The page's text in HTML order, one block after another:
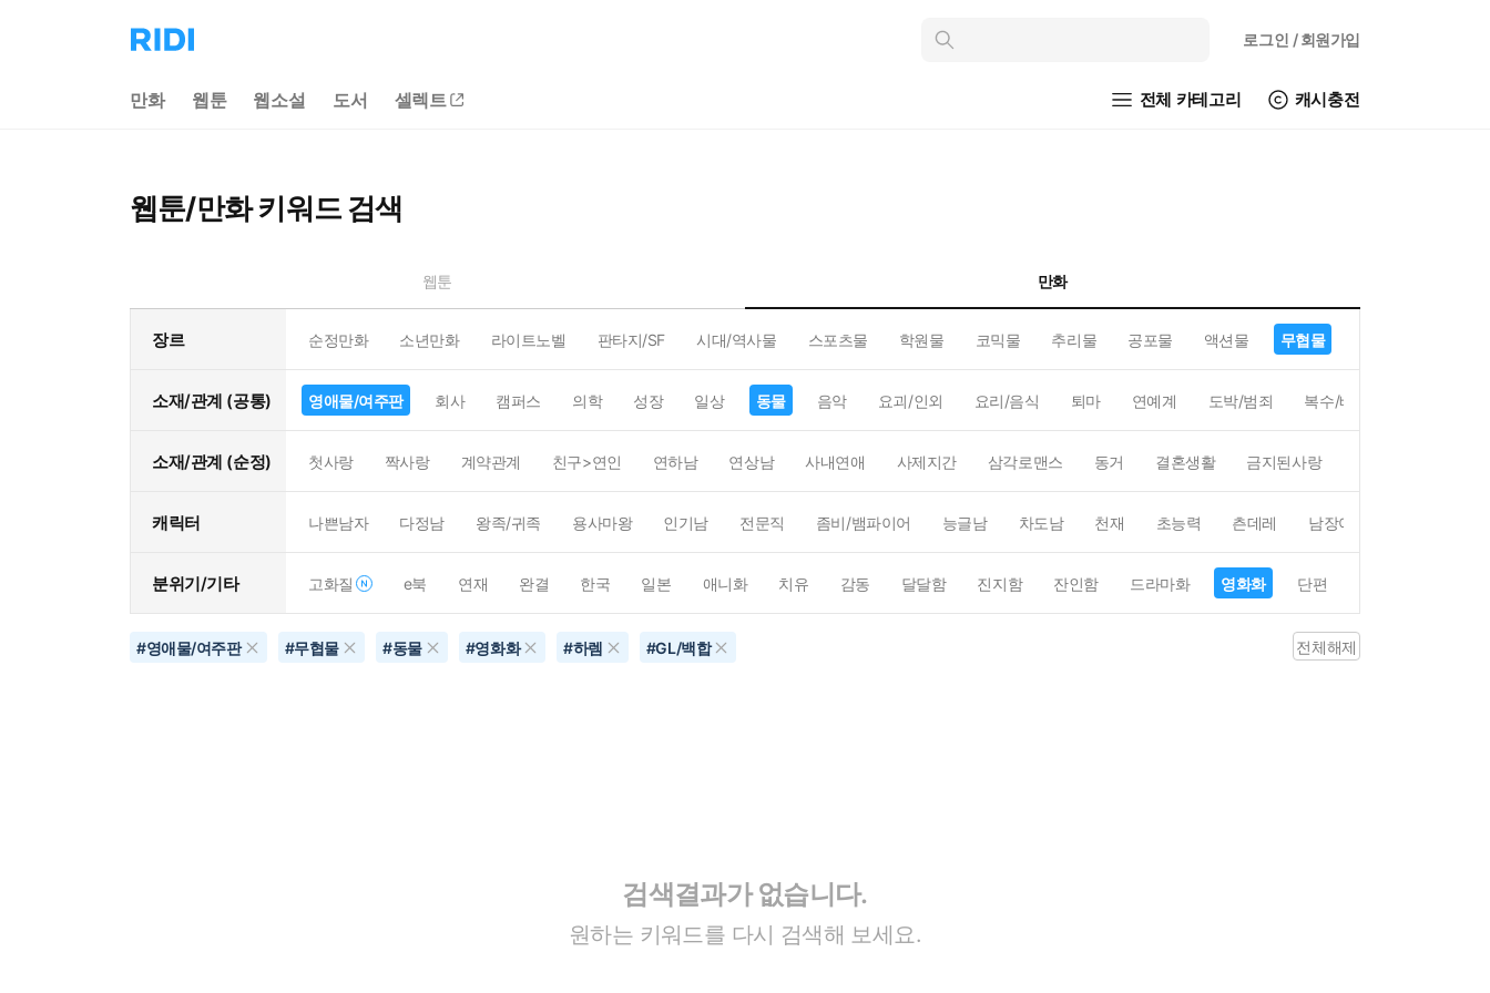
리
디
으
인
로그인 / 회원가입
만화 웹툰 웹소설 도서 셀렉트 전체 카테고리 캐시충전
웹툰/만화 키워드 검색
웹툰 만화
장르 순정만화 소년만화 라이트노벨 판타지/SF 시대/역사물 스포츠물 학원물 코믹물 추리물 공포물 액션물 무협물
소재/관계 (공통) 영애물/여주판 회사 캠퍼스 의학 성장 일상 동물 음악 요괴/인외 요리/음식 퇴마 연예계 도박/범죄 복수/배신
소재/관계 (순정) 첫사랑 짝사랑 계약관계 친구>연인 연하남 연상남 사내연애 사제지간 삼각로맨스 동거 결혼생활 금지된사랑
캐릭터 나쁜남자 다정남 왕족/귀족 용사마왕 인기남 전문직 좀비/뱀파이어 능글남 차도남 천재 초능력 츤데레 남장여자
분위기/기타 고화질 e북 연재 완결 한국 일본 애니화 치유 감동 달달함 진지함 잔인함 드라마화 영화화 단편
#영애물/여주판 #무협물 #동물 #영화화 #하렘 #GL/백합 전체해제
검색결과가 없습니다.
원하는 키워드를 다시 검색해 보세요.